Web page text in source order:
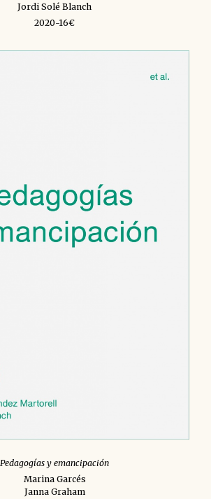
Jordi Solé Blanch
2020-16€
Pedagogías y emancipación
Marina Garcés
Janna Graham